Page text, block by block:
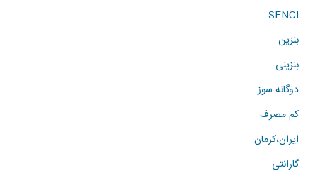
SENCI
بنزین
بنزینی
دوگانه سوز
کم مصرف
ایران،کرمان
گارانتی